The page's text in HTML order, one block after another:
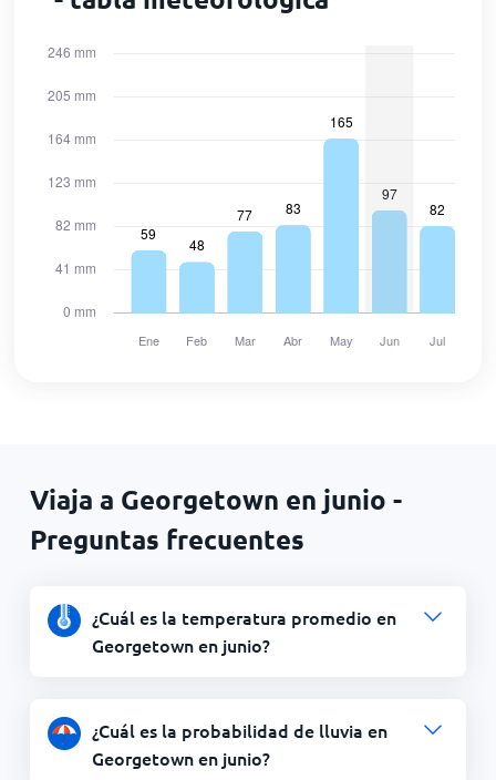
Viaja a Georgetown en junio -
Preguntas frecuentes
¿Cuál es la temperatura promedio en
Georgetown en junio?
¿Cuál es la probabilidad de lluvia en
Georgetown en junio?